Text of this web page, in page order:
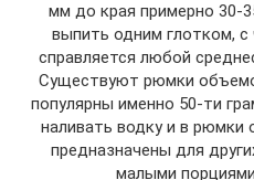
мм до края примерно 30-
выпить одним глотком, с
справляется любой
Существуют рюмки
популярны именно 50-ти
наливать водку и в
предназначены для
малыми